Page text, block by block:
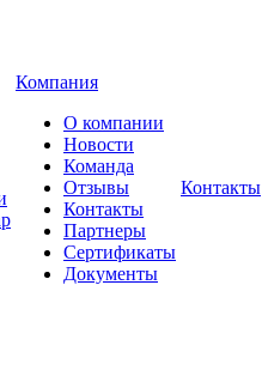
Компания
О компании
Новости
Команда
Отзывы
Контакты
Партнеры
Сертификаты
Документы
Контакты